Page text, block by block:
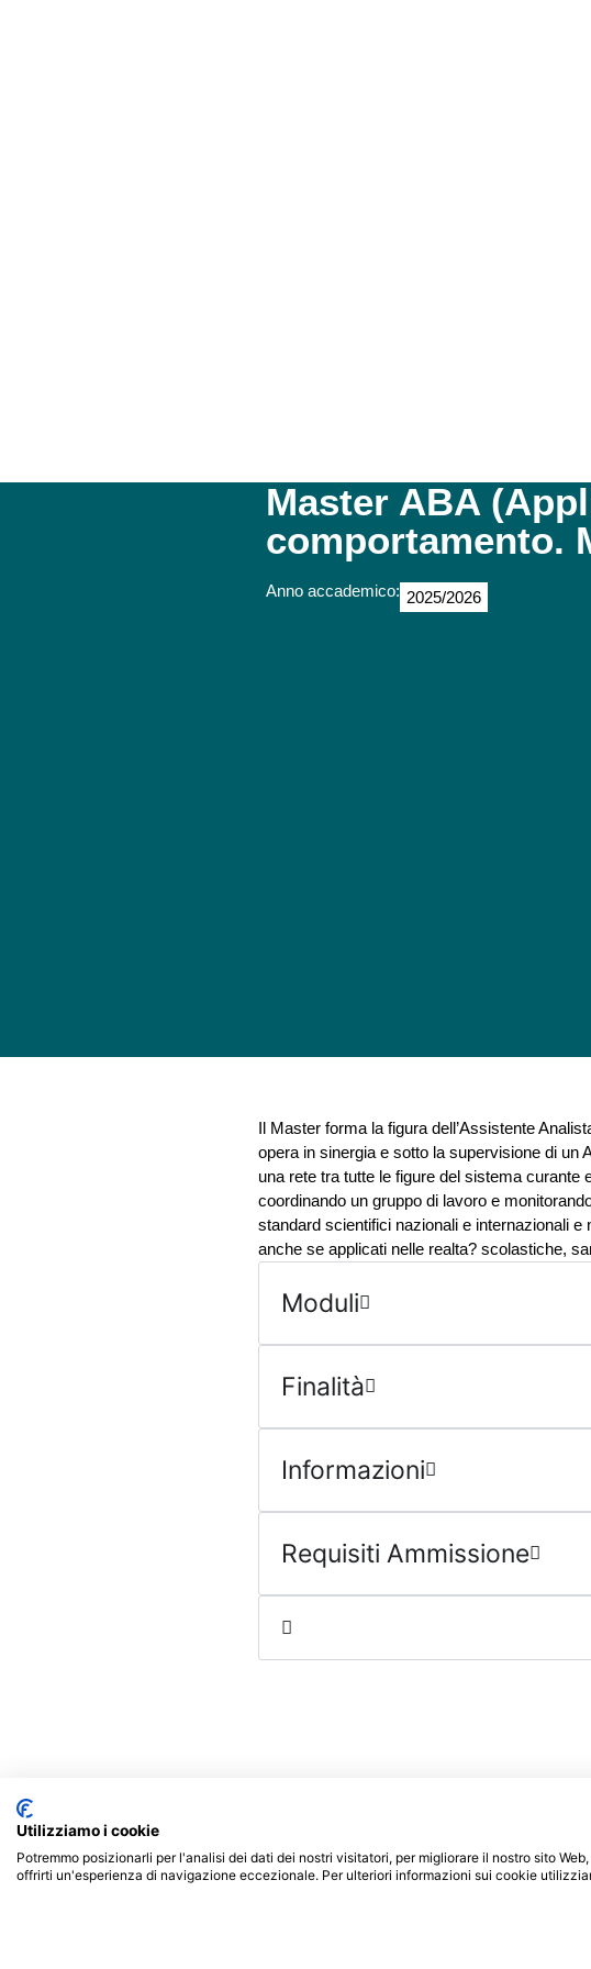
Master ABA
comportamento.
Anno accademico: 2025/2026
Il Master forma la figura dell’Assistente
opera in sinergia e sotto la supervisione di un
una rete tra tutte le figure del sistema curante
coordinando un gruppo di lavoro e
standard scientifici nazionali e internazionali e
anche se applicati nelle realta? scolastiche,
Moduli
Finalità
Informazioni
Requisiti Ammissione
Accademia Minerva srls
P.Iva: 03986270795
Laurea Triennale
Doppia Laurea Pegaso
Utilizziamo i cookie
Potremmo posizionarli per l'analisi dei dati dei nostri visitatori, per migliorare il nostro sito
offrirti un'esperienza di navigazione eccezionale. Per ulteriori informazioni sui cookie